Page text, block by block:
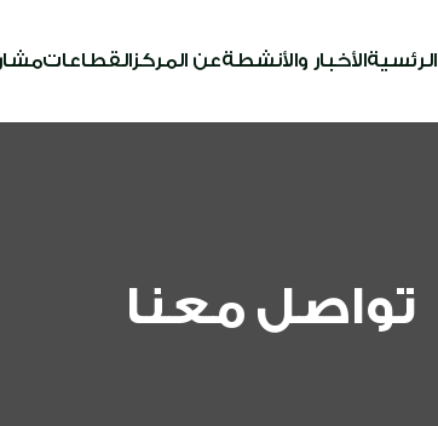
الرئسيةالأخبار والأنشطةعن المركزالقطاعات
تواصل معنا